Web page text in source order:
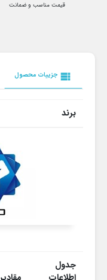
قیمت مناسب و ضمانت
view_list جزییات محصول
برند
جدول